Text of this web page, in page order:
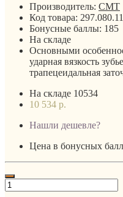
Производитель: CMT
Код товара:
Бонусные баллы: 185
На складе
Основными
ударная вязкость
трапецеидальная
На складе 10534
10 534 р.
Нашли дешевле?
Цена в бонусных